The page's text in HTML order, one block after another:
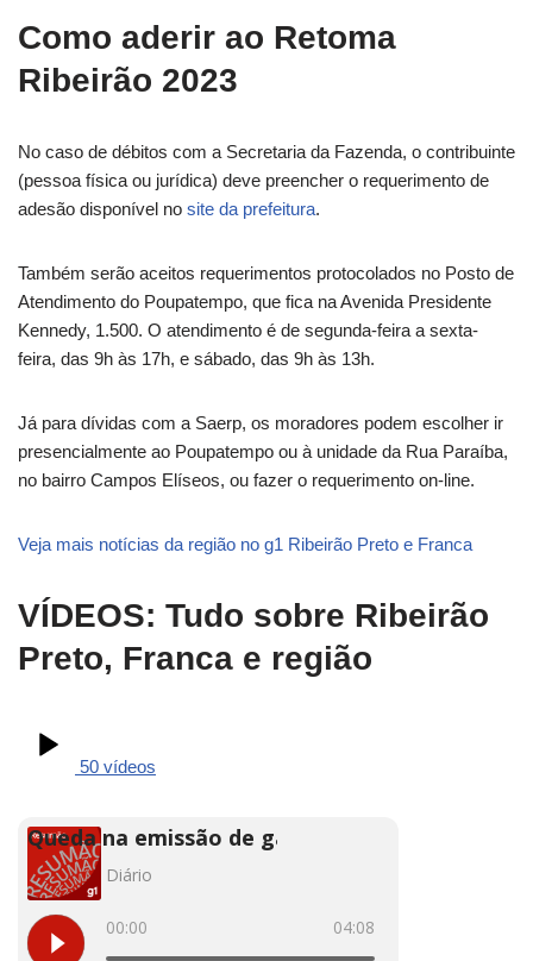
Como aderir ao Retoma
Ribeirão 2023
No caso de débitos com a Secretaria da Fazenda, o contribuinte
(pessoa física ou jurídica) deve preencher o requerimento de
adesão disponível no site da prefeitura.
Também serão aceitos requerimentos protocolados no Posto de
Atendimento do Poupatempo, que fica na Avenida Presidente
Kennedy, 1.500. O atendimento é de segunda-feira a sexta-
feira, das 9h às 17h, e sábado, das 9h às 13h.
Já para dívidas com a Saerp, os moradores podem escolher ir
presencialmente ao Poupatempo ou à unidade da Rua Paraíba,
no bairro Campos Elíseos, ou fazer o requerimento on-line.
Veja mais notícias da região no g1 Ribeirão Preto e Franca
VÍDEOS: Tudo sobre Ribeirão
Preto, Franca e região
50 vídeos